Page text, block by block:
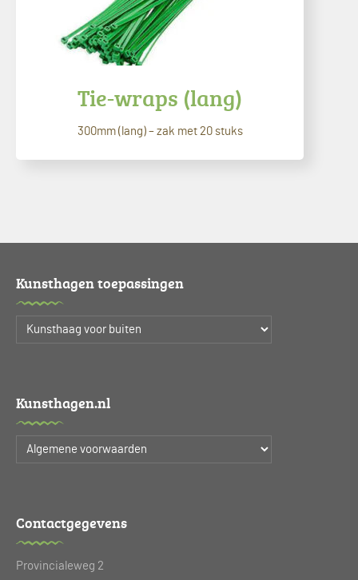
Tie-wraps (lang)
300mm (lang) – zak met 20 stuks
Kunsthagen toepassingen
Kunsthagen.nl
Contactgegevens
Provincialeweg 2